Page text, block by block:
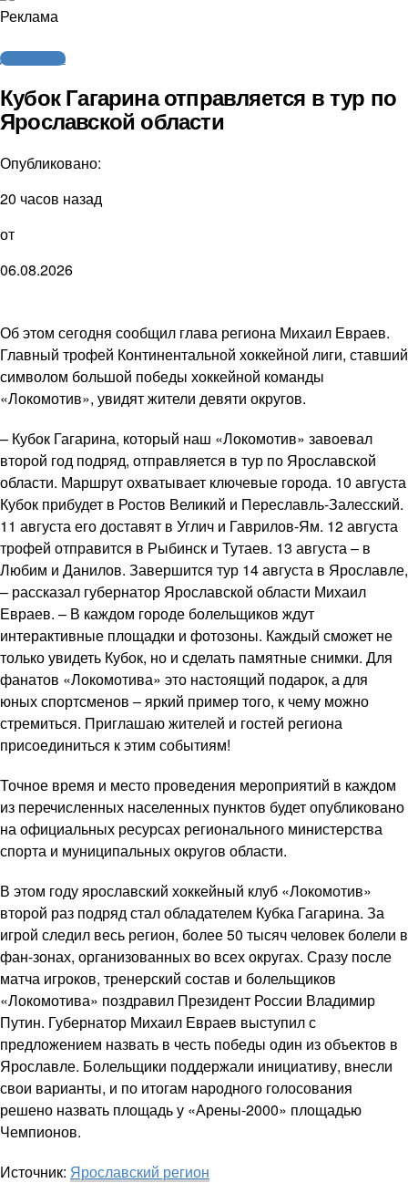
Реклама
Другие виды
Кубок Гагарина отправляется в тур по
Ярославской области
Опубликовано:
20 часов назад
от
06.08.2026
Об этом сегодня сообщил глава региона Михаил Евраев.
Главный трофей Континентальной хоккейной лиги, ставший
символом большой победы хоккейной команды
«Локомотив», увидят жители девяти округов.
– Кубок Гагарина, который наш «Локомотив» завоевал
второй год подряд, отправляется в тур по Ярославской
области. Маршрут охватывает ключевые города. 10 августа
Кубок прибудет в Ростов Великий и Переславль-Залесский.
11 августа его доставят в Углич и Гаврилов-Ям. 12 августа
трофей отправится в Рыбинск и Тутаев. 13 августа – в
Любим и Данилов. Завершится тур 14 августа в Ярославле,
– рассказал губернатор Ярославской области Михаил
Евраев. – В каждом городе болельщиков ждут
интерактивные площадки и фотозоны. Каждый сможет не
только увидеть Кубок, но и сделать памятные снимки. Для
фанатов «Локомотива» это настоящий подарок, а для
юных спортсменов – яркий пример того, к чему можно
стремиться. Приглашаю жителей и гостей региона
присоединиться к этим событиям!
Точное время и место проведения мероприятий в каждом
из перечисленных населенных пунктов будет опубликовано
на официальных ресурсах регионального министерства
спорта и муниципальных округов области.
В этом году ярославский хоккейный клуб «Локомотив»
второй раз подряд стал обладателем Кубка Гагарина. За
игрой следил весь регион, более 50 тысяч человек болели в
фан-зонах, организованных во всех округах. Сразу после
матча игроков, тренерский состав и болельщиков
«Локомотива» поздравил Президент России Владимир
Путин. Губернатор Михаил Евраев выступил с
предложением назвать в честь победы один из объектов в
Ярославле. Болельщики поддержали инициативу, внесли
свои варианты, и по итогам народного голосования
решено назвать площадь у «Арены-2000» площадью
Чемпионов.
Источник: Ярославский регион